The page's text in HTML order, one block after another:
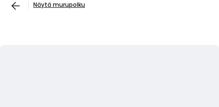
Näytä murupolku